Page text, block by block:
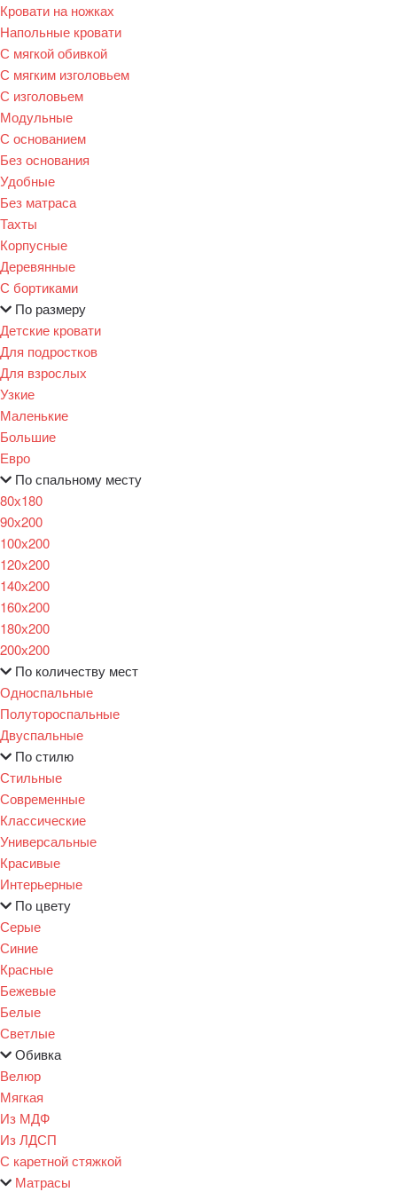
Кровати на ножках
Напольные кровати
С мягкой обивкой
С мягким изголовьем
С изголовьем
Модульные
С основанием
Без основания
Удобные
Без матраса
Тахты
Корпусные
Деревянные
С бортиками
По размеру
Детские кровати
Для подростков
Для взрослых
Узкие
Маленькие
Большие
Евро
По спальному месту
80х180
90х200
100х200
120x200
140х200
160х200
180х200
200х200
По количеству мест
Односпальные
Полутороспальные
Двуспальные
По стилю
Стильные
Современные
Классические
Универсальные
Красивые
Интерьерные
По цвету
Серые
Синие
Красные
Бежевые
Белые
Светлые
Обивка
Велюр
Мягкая
Из МДФ
Из ЛДСП
С каретной стяжкой
Матрасы